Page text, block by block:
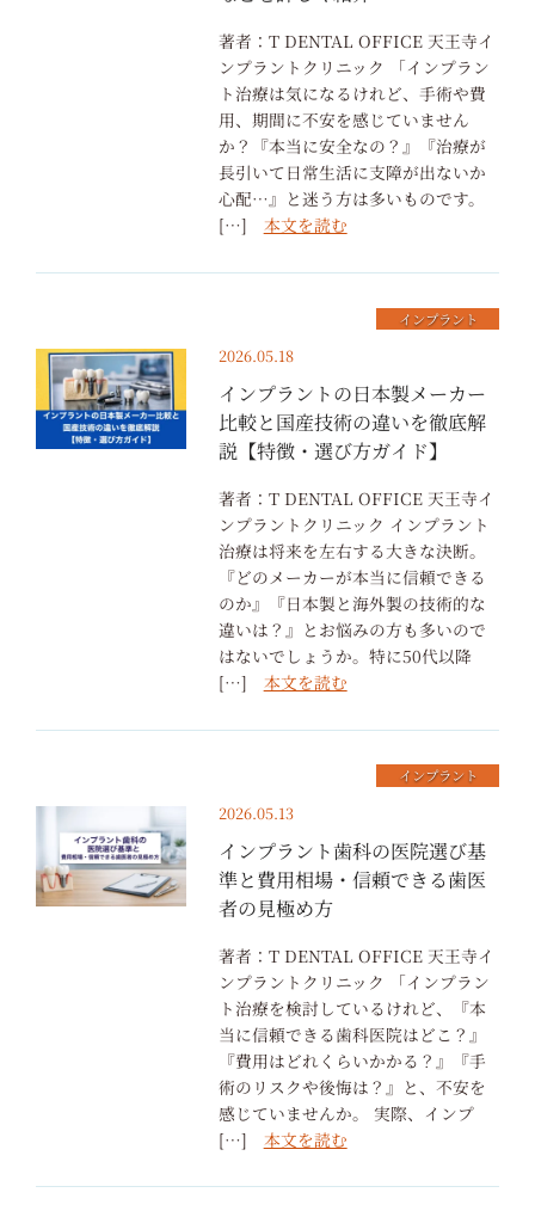
著者：T DENTAL OFFICE 天王寺イ
ンプラントクリニック 「インプラン
ト治療は気になるけれど、手術や費
用、期間に不安を感じていません
か？『本当に安全なの？』『治療が
長引いて日常生活に支障が出ないか
心配…』と迷う方は多いものです。
[…] 本文を読む
2026.05.18
インプラントの日本製メーカー
比較と国産技術の違いを徹底解
説【特徴・選び方ガイド】
著者：T DENTAL OFFICE 天王寺イ
ンプラントクリニック インプラント
治療は将来を左右する大きな決断。
『どのメーカーが本当に信頼できる
のか』『日本製と海外製の技術的な
違いは？』とお悩みの方も多いので
はないでしょうか。特に50代以降
[…] 本文を読む
インプラント
2026.05.13
インプラント歯科の医院選び基
準と費用相場・信頼できる歯医
者の見極め方
著者：T DENTAL OFFICE 天王寺イ
ンプラントクリニック 「インプラン
ト治療を検討しているけれど、『本
当に信頼できる歯科医院はどこ？』
『費用はどれくらいかかる？』『手
術のリスクや後悔は？』と、不安を
感じていませんか。 実際、インプ
[…] 本文を読む
インプラント